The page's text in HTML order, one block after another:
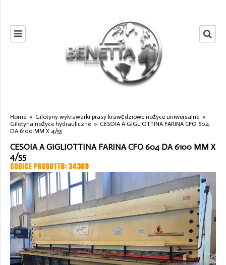
Home » Gilotyny wykrawarki prasy krawędziowe nożyce uniwersalne »
Gilotyna nożyce hydrauliczne » CESOIA A GIGLIOTTINA FARINA CFO 604
DA 6100 MM X 4/55
CESOIA A GIGLIOTTINA FARINA CFO 604 DA 6100 MM X
4/55
CODICE PRODOTTO: 34369